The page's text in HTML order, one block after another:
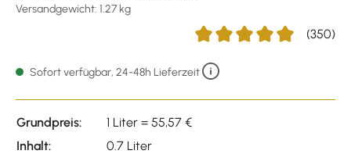
Versandgewicht: 1.27 kg
(350)
Sofort verfügbar, 24-48h Lieferzeit
Grundpreis:
1 Liter = 55,57 €
Inhalt:
0.7 Liter